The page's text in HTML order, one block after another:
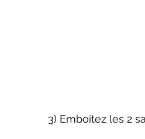
3) Emboitez les 2